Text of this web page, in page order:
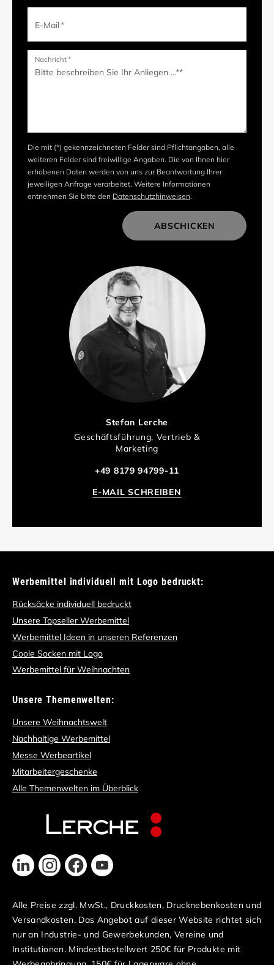
Stefan Lerche
Geschäftsführung, Vertrieb &
Marketing
+49 8179 94799-11
E-MAIL SCHREIBEN
E-Mail*
Nachricht*
Die mit (*) gekennzeichneten Felder sind Pflichtangaben, alle
weiteren Felder sind freiwillige Angaben. Die von Ihnen hier
erhobenen Daten werden von uns zur Beantwortung Ihrer
jeweiligen Anfrage verarbeitet. Weitere Informationen
entnehmen Sie bitte den Datenschutzhinweisen.
ABSCHICKEN
Werbemittel individuell mit Logo bedruckt:
Rücksäcke individuell bedruckt
Unsere Topseller Werbemittel
Werbemittel Ideen in unseren Referenzen
Coole Socken mit Logo
Werbemittel für Weihnachten
Unsere Themenwelten:
Unsere Weihnachtswelt
Nachhaltige Werbemittel
Messe Werbeartikel
Mitarbeitergeschenke
Alle Themenwelten im Überblick
Alle Preise zzgl. MwSt., Druckkosten, Drucknebenkosten und
Versandkosten. Das Angebot auf dieser Website richtet sich
nur an Industrie- und Gewerbekunden, Vereine und
Institutionen. Mindestbestellwert 250€ für Produkte mit